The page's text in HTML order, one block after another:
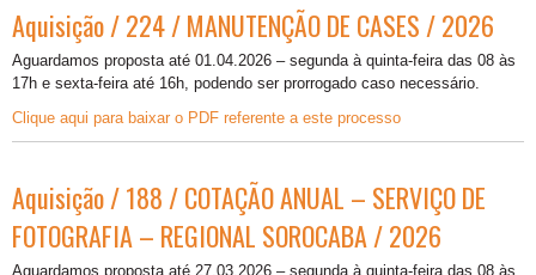
Aquisição / 224 / MANUTENÇÃO DE CASES / 2026
Aguardamos proposta até 01.04.2026 – segunda à quinta-feira das 08 às
17h e sexta-feira até 16h, podendo ser prorrogado caso necessário.
Clique aqui para baixar o PDF referente a este processo
Aquisição / 188 / COTAÇÃO ANUAL – SERVIÇO DE
FOTOGRAFIA – REGIONAL SOROCABA / 2026
Aguardamos proposta até 27.03.2026 – segunda à quinta-feira das 08 às